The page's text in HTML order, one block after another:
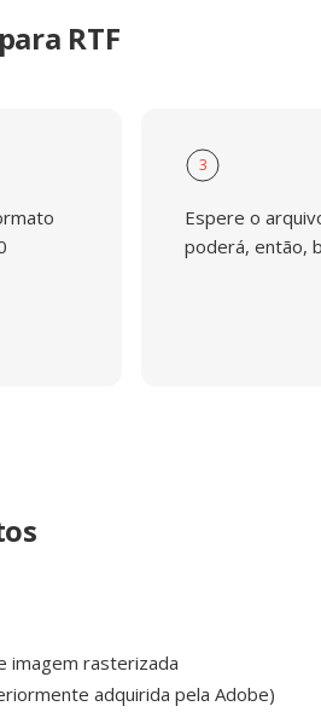
RTF
3
Espere o
poderá, então,
imagem rasterizada
adquirida pela Adobe)